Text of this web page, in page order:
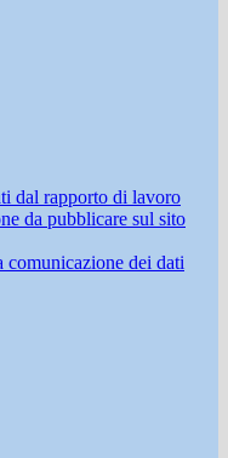
dal rapporto di lavoro
da pubblicare sul sito
comunicazione dei dati